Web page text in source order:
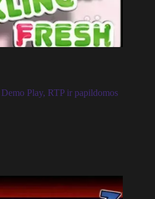
Play, RTP ir papildomos